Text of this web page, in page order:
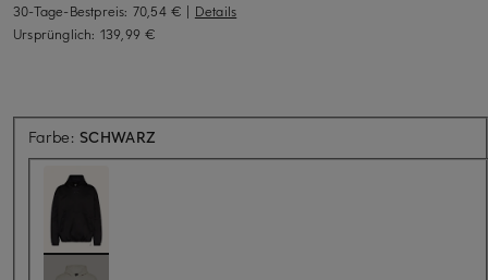
30-Tage-Bestpreis: 70,54 € | Details
Ursprünglich: 139,99 €
Farbe: SCHWARZ